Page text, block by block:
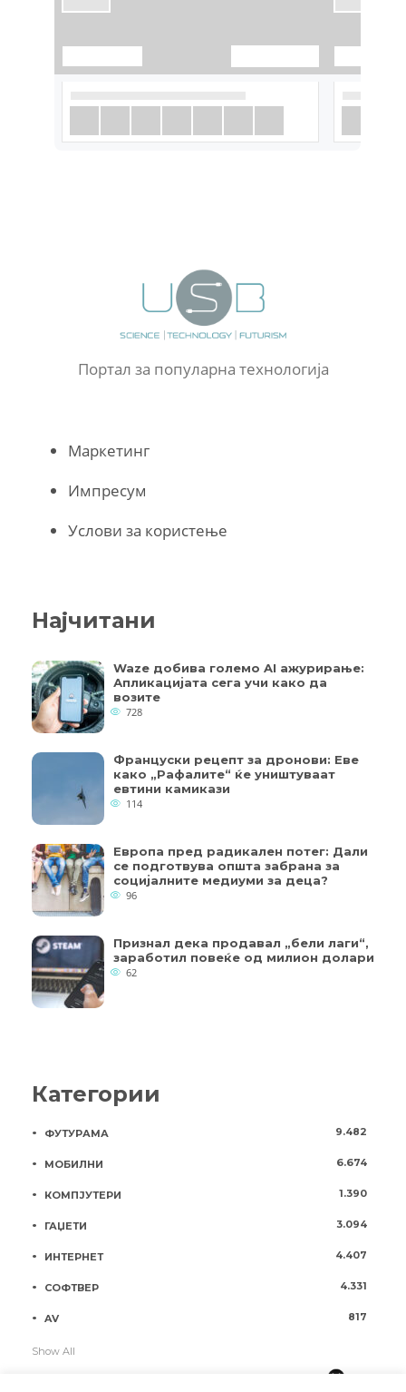
Портал за популарна технологија
Маркетинг
Импресум
Услови за користење
Најчитани
Waze добива големо AI ажурирање:
Апликацијата сега учи како да
возите
728
Француски рецепт за дронови: Еве
како „Рафалите“ ќе уништуваат
евтини камикази
114
Европа пред радикален потег: Дали
се подготвува општа забрана за
социјалните медиуми за деца?
96
Признал дека продавал „бели лаги“,
заработил повеќе од милион долари
62
Категории
ФУТУРАМА 9.482
МОБИЛНИ 6.674
КОМПЈУТЕРИ 1.390
ГАЏЕТИ 3.094
ИНТЕРНЕТ 4.407
СОФТВЕР 4.331
AV 817
Show All